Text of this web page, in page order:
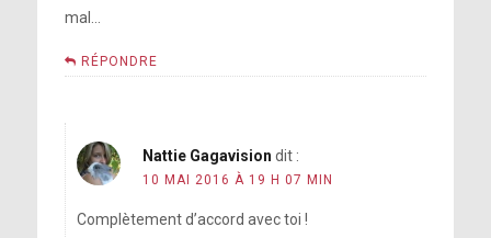
mal…
RÉPONDRE
Nattie Gagavision dit :
10 MAI 2016 À 19 H 07 MIN
Complètement d’accord avec toi !